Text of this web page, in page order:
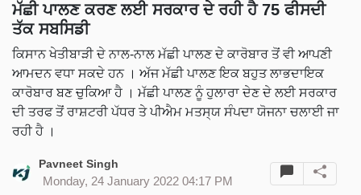
ਮੱਛੀ ਪਾਲਣ ਕਰਣ ਲਈ ਸਰਕਾਰ ਦੇ ਰਹੀ ਹੈ 75 ਫੀਸਦੀ
ਤੱਕ ਸਬਸਿਡੀ
ਕਿਸਾਨ ਖੇਤੀਬਾੜੀ ਦੇ ਨਾਲ-ਨਾਲ ਮੱਛੀ ਪਾਲਣ ਦੇ ਕਾਰੋਬਾਰ ਤੋਂ ਵੀ ਆਪਣੀ
ਆਮਦਨ ਵਧਾ ਸਕਦੇ ਹਨ । ਅੱਜ ਮੱਛੀ ਪਾਲਣ ਇਕ ਬਹੁਤ ਲਾਭਦਾਇਕ
ਕਾਰੋਬਾਰ ਬਣ ਚੁਕਿਆ ਹੈ । ਮੱਛੀ ਪਾਲਣ ਨੂੰ ਹੁਲਾਰਾ ਦੇਣ ਦੇ ਲਈ ਸਰਕਾਰ
ਦੀ ਤਰਫ ਤੋਂ ਰਾਸ਼ਟਰੀ ਪੱਧਰ ਤੇ ਪੀਐਮ ਮਤਸ੍ਯ ਸੰਪਦਾ ਯੋਜਨਾ ਚਲਾਈ ਜਾ
ਰਹੀ ਹੈ ।
Pavneet Singh
Monday, 24 January 2022 04:17 PM